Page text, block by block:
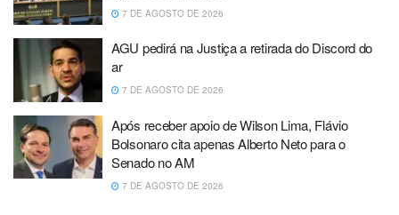
7 DE AGOSTO DE 2026
AGU pedirá na Justiça a retirada do Discord do
ar
7 DE AGOSTO DE 2026
Após receber apoio de Wilson Lima, Flávio
Bolsonaro cita apenas Alberto Neto para o
Senado no AM
7 DE AGOSTO DE 2026